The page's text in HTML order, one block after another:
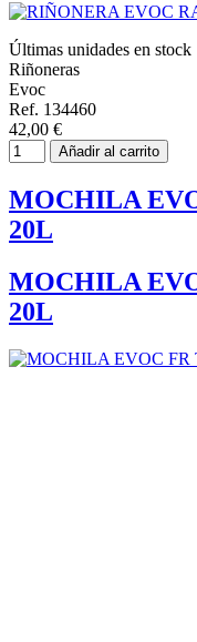
Últimas unidades en stock
Riñoneras
Evoc
Ref. 134460
42,00 €
Añadir al carrito
MOCHILA
20L
MOCHILA
20L